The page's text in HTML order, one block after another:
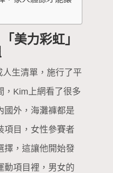
美力彩虹」
生清單，施行了平
，Kim上網看了很多
國外，海灘褲都是
項目，女性參賽者
擇，這讓他開始發
動項目裡，男女的